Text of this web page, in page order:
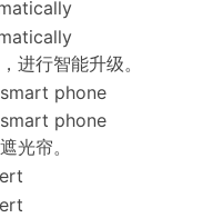
进行智能升级。
光帘。